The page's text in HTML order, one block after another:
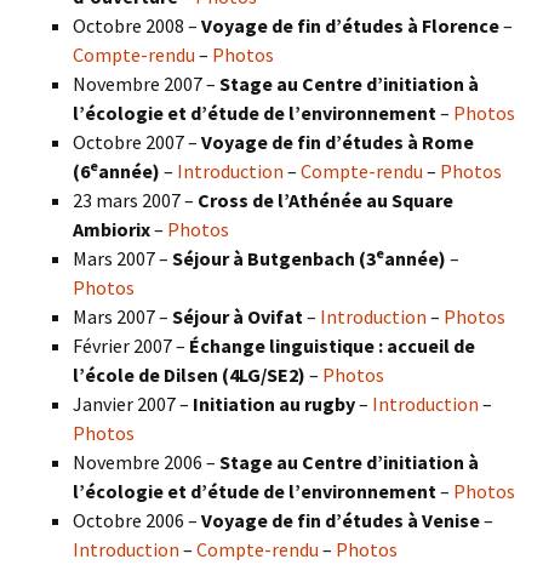
Octobre 2008 – Voyage de fin d’études à Florence–
Compte-rendu – Photos
Novembre 2007 – Stage au Centre d’initiation à
l’écologie et d’étude de l’environnement – Photos
Octobre 2007 – Voyage de fin d’études à Rome
(6eannée) – Introduction – Compte-rendu – Photos
23 mars 2007 – Cross de l’Athénée au Square
Ambiorix– Photos
Mars 2007 – Séjour à Butgenbach (3eannée) –
Photos
Mars 2007 – Séjour à Ovifat – Introduction – Photos
Février 2007 – Échange linguistique : accueil de
l’école de Dilsen (4LG/SE2) – Photos
Janvier 2007 – Initiation au rugby– Introduction –
Photos
Novembre 2006 – Stage au Centre d’initiation à
l’écologie et d’étude de l’environnement – Photos
Octobre 2006 – Voyage de fin d’études à Venise–
Introduction – Compte-rendu – Photos